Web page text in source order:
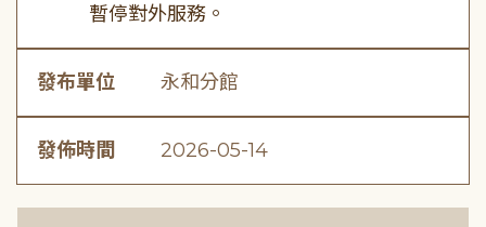
暫停對外服務。
發布單位 永和分館
發佈時間 2026-05-14